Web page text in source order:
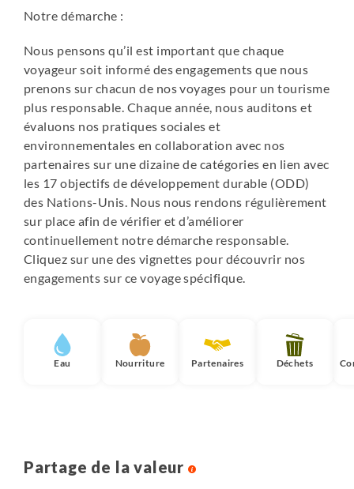
Notre démarche :
Nous pensons qu’il est important que chaque
voyageur soit informé des engagements que nous
prenons sur chacun de nos voyages pour un tourisme
plus responsable. Chaque année, nous auditons et
évaluons nos pratiques sociales et
environnementales en collaboration avec nos
partenaires sur une dizaine de catégories en lien avec
les 17 objectifs de développement durable (ODD)
des Nations-Unis. Nous nous rendons régulièrement
sur place afin de vérifier et d’améliorer
continuellement notre démarche responsable.
Cliquez sur une des vignettes pour découvrir nos
engagements sur ce voyage spécifique.
Eau Nourriture Partenaires Déchets
Partage de la valeur